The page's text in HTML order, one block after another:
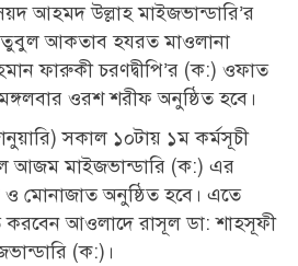
আহমদ উল্লাহ মাইজভান্ডারি’র
আকতাব হযরত মাওলানা
ফারুকী চরণদ্বীপি’র (ক:) ওফাত
ওরশ শরীফ অনুষ্ঠিত হবে।
সকাল ১০টায় ১ম কর্মসূচী
আজম মাইজভান্ডারি (ক:) এর
মোনাজাত অনুষ্ঠিত হবে। এতে
করবেন আওলাদে রাসূল ডা: শাহসূফী
(ক:)।